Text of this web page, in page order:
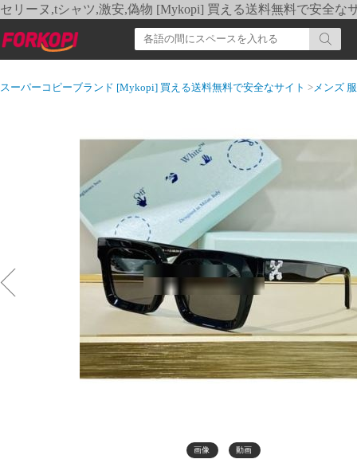
セリーヌ,tシャツ,激安,偽物 [Mykopi] 買える送料無料で安全な
スーパーコピーブランド [Mykopi] 買える送料無料で安全なサイト >メンズ 服
画像 動画